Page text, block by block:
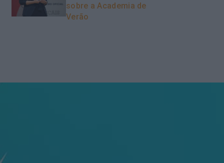
sobre a Academia de
Verão